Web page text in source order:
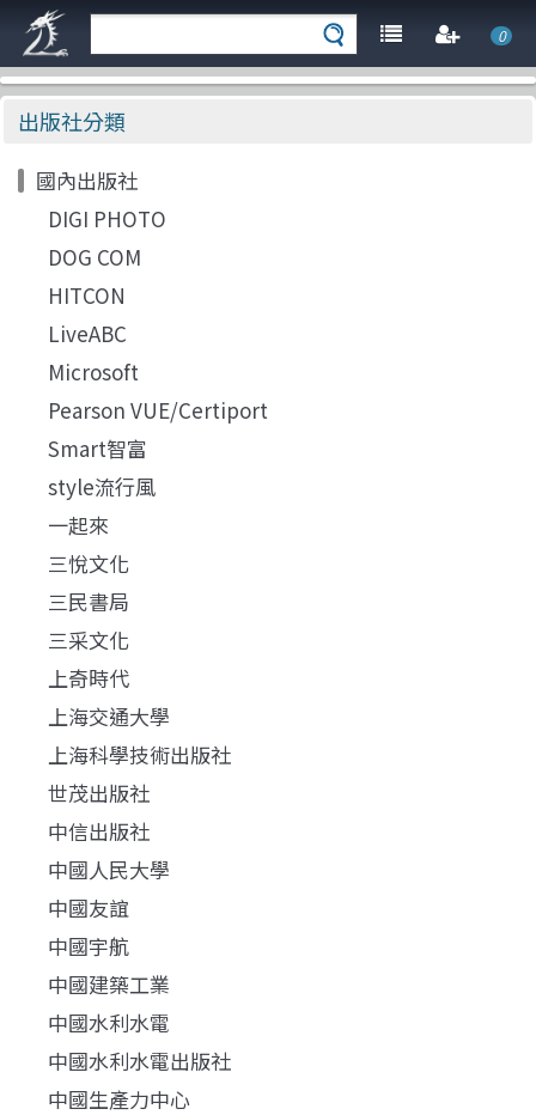
0
出版社分類
國內出版社
DIGI PHOTO
DOG COM
HITCON
LiveABC
Microsoft
Pearson VUE/Certiport
Smart智富
style流行風
一起來
三悅文化
三民書局
三采文化
上奇時代
上海交通大學
上海科學技術出版社
世茂出版社
中信出版社
中國人民大學
中國友誼
中國宇航
中國建築工業
中國水利水電
中國水利水電出版社
中國生產力中心